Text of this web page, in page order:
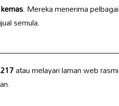
. Mereka menerima pelbagai
semula.
atau melayari laman web rasmi